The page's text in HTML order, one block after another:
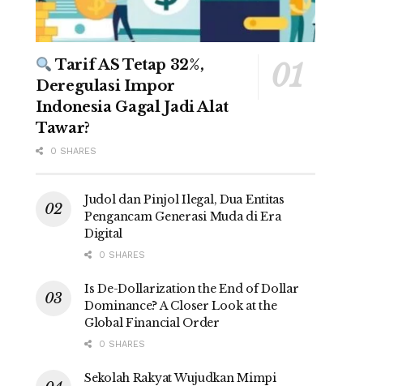
Tarif AS Tetap 32%,
Deregulasi Impor
Indonesia Gagal Jadi Alat
Tawar?
0 SHARES
Judol dan Pinjol Ilegal, Dua Entitas
Pengancam Generasi Muda di Era
Digital
0 SHARES
Is De-Dollarization the End of Dollar
Dominance? A Closer Look at the
Global Financial Order
0 SHARES
Sekolah Rakyat Wujudkan Mimpi